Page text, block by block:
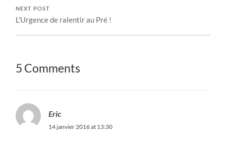
NEXT POST
L’Urgence de ralentir au Pré !
5 Comments
Eric
14 janvier 2016 at 13:30